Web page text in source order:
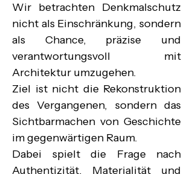
Wir betrachten Denkmalschutz
nicht als Einschränkung, sondern
als Chance, präzise und
verantwortungsvoll mit
Architektur umzugehen.
Ziel ist nicht die Rekonstruktion
des Vergangenen, sondern das
Sichtbarmachen von Geschichte
im gegenwärtigen Raum.
Dabei spielt die Frage nach
Authentizität, Materialität und